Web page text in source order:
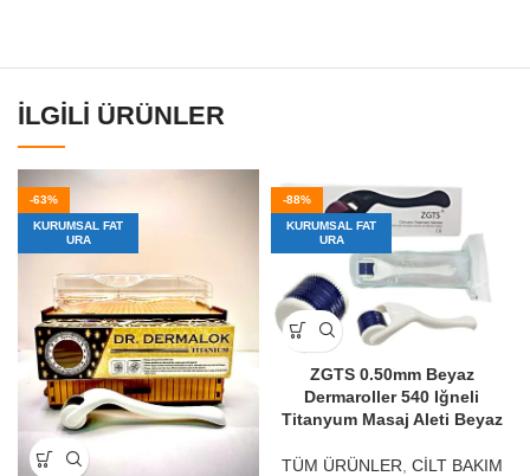
İLGILI ÜRÜNLER
-63%
KURUMSAL FAT
URA
-88%
KURUMSAL FAT
URA
ZGTS 0.50mm Beyaz
Dermaroller 540 Iğneli
Titanyum Masaj Aleti Beyaz
TÜM ÜRÜNLER CİLT BAKIM